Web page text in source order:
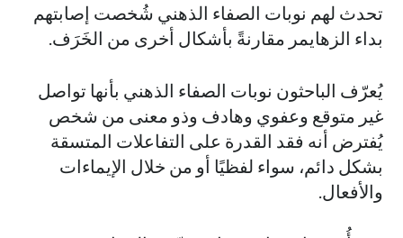
تحدث لهم نوبات الصفاء الذهني شُخصت إصابتهم
بداء الزهايمر مقارنةً بأشكال أخرى من الخَرَف.
يُعرّف الباحثون نوبات الصفاء الذهني بأنها تواصل
غير متوقع وعفوي وهادف وذو معنى من شخص
يُفترض أنه فقد القدرة على التفاعلات المتسقة
بشكل دائم، سواء لفظيًا أو من خلال الإيماءات
والأفعال.